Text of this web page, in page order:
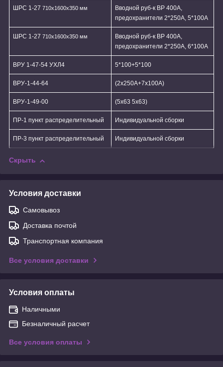
ШРС 1-27710х1600х350 мм
Вводной руб-к ВР 400А,
предохранители 2*250А, 5*100А
ШРС 1-27710х1600х350 мм
Вводной руб-к ВР 400А,
предохранители 2*250А, 6*100А
ВРУ 1-47-54 УХЛ4 5*100+5*100
ВРУ-1-44-64 (2х250А+7х100А)
ВРУ-1-49-00 (5х63 5х63)
ПР-1пункт распределительный Индивидуальной сборки
ПР-3пункт распределительный Индивидуальной сборки
Скрыть
Условия доставки
Самовывоз
Доставка почтой
Транспортная компания
Все условия доставки
Условия оплаты
Наличными
Безналичный расчет
Все условия оплаты